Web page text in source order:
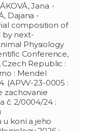
Jana -
Dajana -
composition of
by next-
Physiology
Conference,
Czech Republic :
: Mendel
(APVV-23-0005 :
zachovanie
č. 2/0004/24 :
koní a jeho